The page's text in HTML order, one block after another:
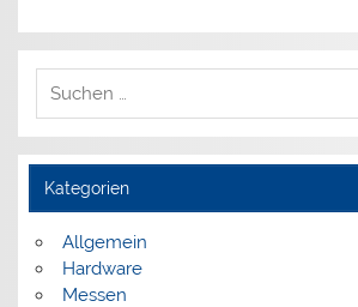
Kategorien
Allgemein
Hardware
Messen